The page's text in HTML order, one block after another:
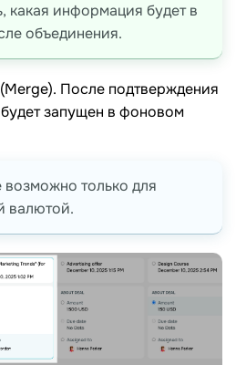
какая информация будет в
объединения.
(Merge). После подтверждения
запущен в фоновом
только для
валютой.